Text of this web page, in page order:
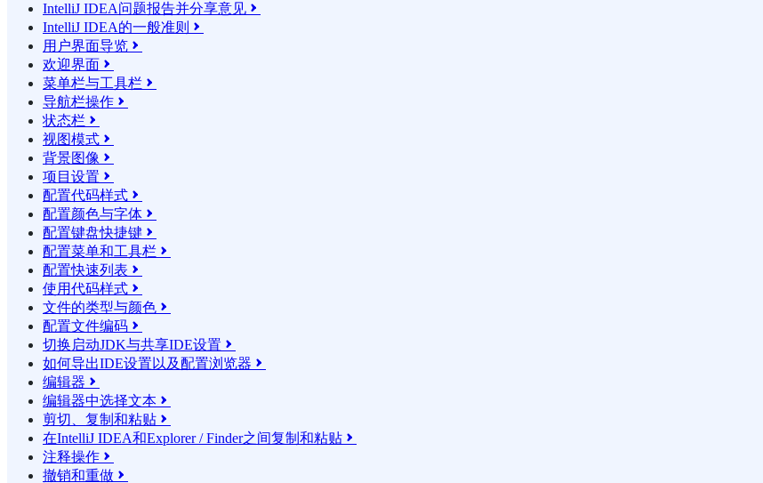
IntelliJ IDEA问题报告并分享意见 
IntelliJ IDEA的一般准则 
用户界面导览 
欢迎界面 
菜单栏与工具栏 
导航栏操作 
状态栏 
视图模式 
背景图像 
项目设置 
配置代码样式 
配置颜色与字体 
配置键盘快捷键 
配置菜单和工具栏 
配置快速列表 
使用代码样式 
文件的类型与颜色 
配置文件编码 
切换启动JDK与共享IDE设置 
如何导出IDE设置以及配置浏览器 
编辑器 
编辑器中选择文本 
剪切、复制和粘贴 
在IntelliJ IDEA和Explorer / Finder之间复制和粘贴 
注释操作 
撤销和重做 